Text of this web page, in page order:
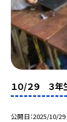
１０/２９ ３
公開日 2025/10/29